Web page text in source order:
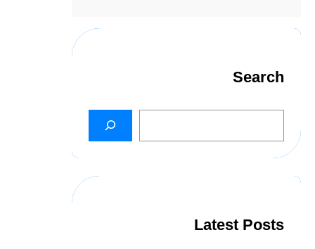
Search
S
c
Latest Posts